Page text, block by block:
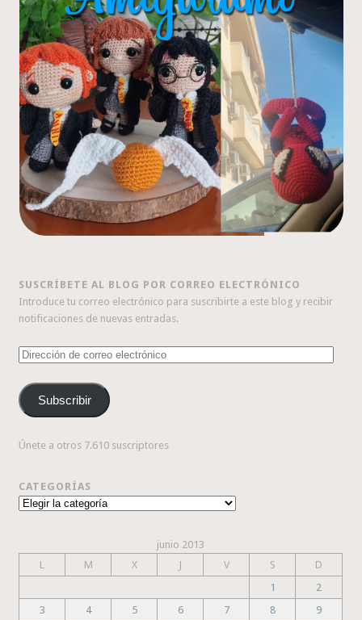
SUSCRÍBETE AL BLOG POR CORREO ELECTRÓNICO
Introduce tu correo electrónico para suscribirte a este blog y recibir
notificaciones de nuevas entradas.
Dirección
correo
electrónico
Subscribir
Únete a otros 7.610 suscriptores
CATEGORÍAS
Categorías
junio 2013
L
M X J V S
D
1
2
3
4 5 6 7 8
9